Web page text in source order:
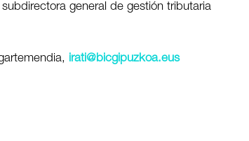
general de gestión tributaria
irati@bicgipuzkoa.eus